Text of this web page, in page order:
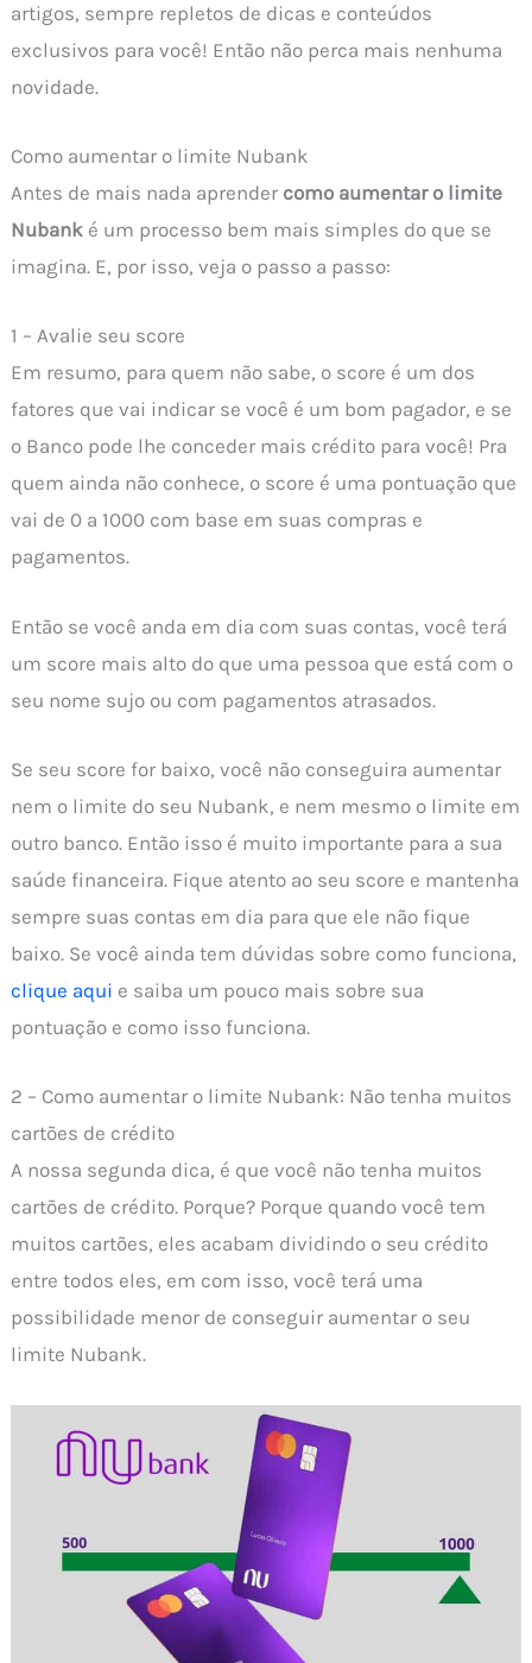
artigos, sempre repletos de dicas e conteúdos
exclusivos para você! Então não perca mais nenhuma
novidade.
Como aumentar o limite Nubank
Antes de mais nada aprender como aumentar o limite
Nubank é um processo bem mais simples do que se
imagina. E, por isso, veja o passo a passo:
1 – Avalie seu score
Em resumo, para quem não sabe, o score é um dos
fatores que vai indicar se você é um bom pagador, e se
o Banco pode lhe conceder mais crédito para você! Pra
quem ainda não conhece, o score é uma pontuação que
vai de 0 a 1000 com base em suas compras e
pagamentos.
Então se você anda em dia com suas contas, você terá
um score mais alto do que uma pessoa que está com o
seu nome sujo ou com pagamentos atrasados.
Se seu score for baixo, você não conseguira aumentar
nem o limite do seu Nubank, e nem mesmo o limite em
outro banco. Então isso é muito importante para a sua
saúde financeira. Fique atento ao seu score e mantenha
sempre suas contas em dia para que ele não fique
baixo. Se você ainda tem dúvidas sobre como funciona,
clique aqui e saiba um pouco mais sobre sua
pontuação e como isso funciona.
2 – Como aumentar o limite Nubank: Não tenha muitos
cartões de crédito
A nossa segunda dica, é que você não tenha muitos
cartões de crédito. Porque? Porque quando você tem
muitos cartões, eles acabam dividindo o seu crédito
entre todos eles, em com isso, você terá uma
possibilidade menor de conseguir aumentar o seu
limite Nubank.